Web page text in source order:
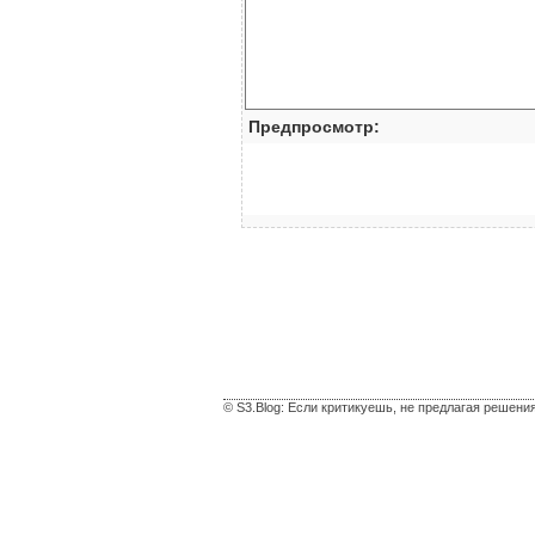
Предпросмотр:
© S3.Blog: Если критикуешь, не предлагая